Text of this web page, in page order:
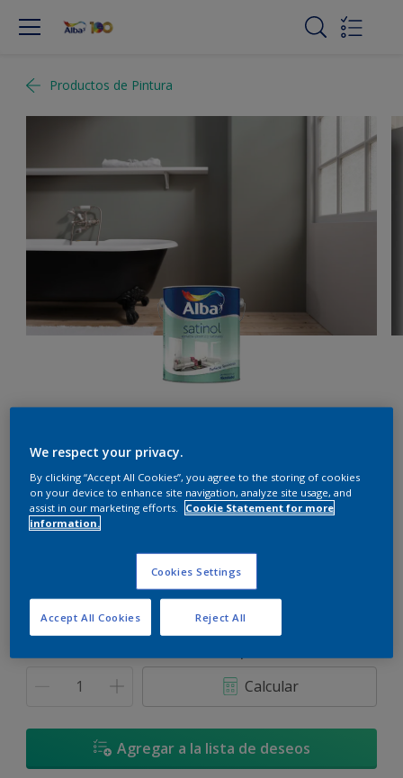
Productos de Pintura
Gris Escarcha - 30GG 52/011
900 ML 3.6 L
Calcular
Agregar a la lista de deseos
We respect your privacy.
By clicking “Accept All Cookies”, you agree to the storing of cookies
on your device to enhance site navigation, analyze site usage, and
assist in our marketing efforts.
Cookie Statement for more
information.
Cookies Settings
Reject All
Accept All Cookies